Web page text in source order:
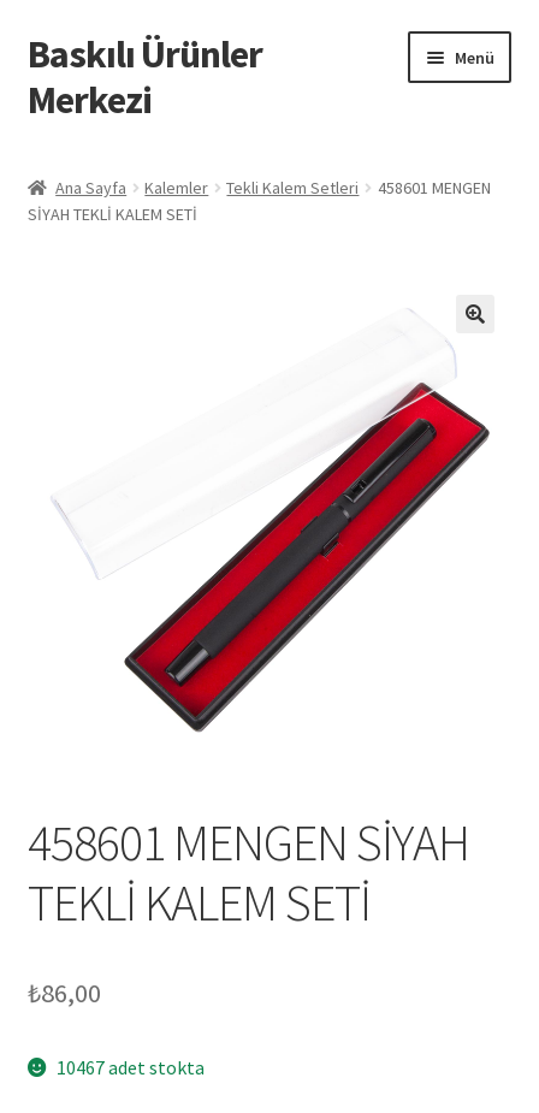
Dolaşıma
geç
İçeriğe
geç
Baskılı Ürünler
Merkezi
Menü
Baskılı Ürünler
Mesafeli Satış Sözleşmesi
Mesafeli Satış Sözleşmesi
Ana Sayfa Kalemler Tekli Kalem Setleri
458601 MENGEN
SİYAH TEKLİ KALEM SETİ
458601 MENGEN SİYAH
TEKLİ KALEM SETİ
₺86,00
10467 adet stokta